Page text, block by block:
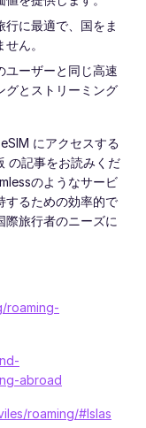
に最適で、国をま
ん。
ユーザーと同じ高速
グとストリーミング
にアクセスする
の記事をお読みくだ
のようなサービ
するための効率的で
際旅行者のニーズに
roaming-
abroad
roaming/#Islas